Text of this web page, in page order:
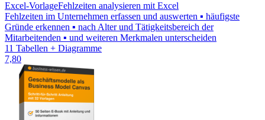
Excel-VorlageFehlzeiten analysieren mit Excel
Fehlzeiten im Unternehmen erfassen und auswerten ▪ häufigste
Gründe erkennen ▪ nach Alter und Tätigkeitsbereich der
Mitarbeitenden ▪ und weiteren Merkmalen unterscheiden
11 Tabellen + Diagramme
7,80